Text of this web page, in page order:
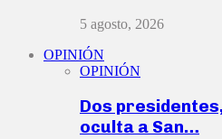
5 agosto, 2026
OPINIÓN
OPINIÓN
Dos
oculta a San…